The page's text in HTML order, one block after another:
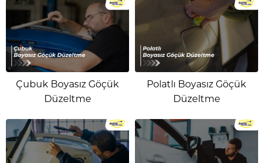
Çubuk Boyasız Göçük
Düzeltme
Polatlı Boyasız Göçük
Düzeltme